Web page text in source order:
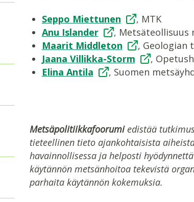
Seppo Miettunen
, MTK
Anu Islander
, Metsäteollisuus
Maarit Middleton
, Geologian
Jaana Villikka-Storm
,
Elina Antila
, Suomen
Metsäpolitiikkafoorumi edistää
tieteellinen tieto ajankohtaisista
havainnollisessa ja helposti
käytännön metsänhoitoa tekevistä
parhaita käytännön kokemuksia.